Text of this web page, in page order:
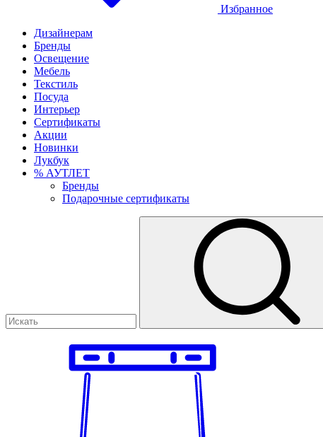
Избранное
Дизайнерам
Бренды
Освещение
Мебель
Текстиль
Посуда
Интерьер
Сертификаты
Акции
Новинки
Лукбук
% АУТЛЕТ
Бренды
Подарочные сертификаты